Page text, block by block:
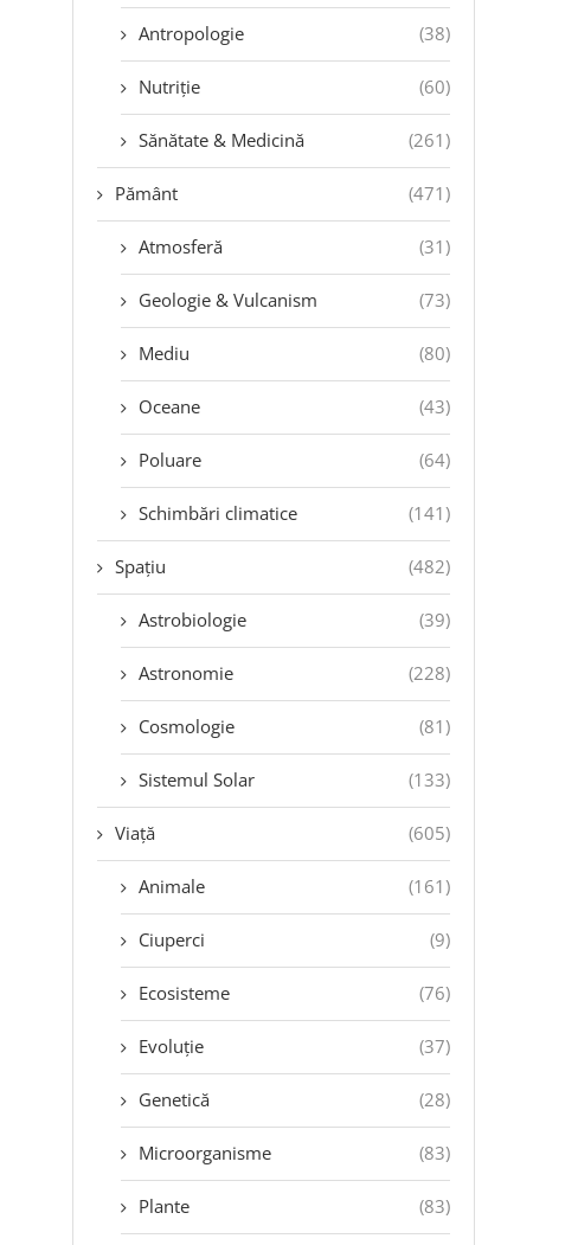
Antropologie (38)
Nutriție (60)
Sănătate & Medicină (261)
Pământ (471)
Atmosferă (31)
Geologie & Vulcanism (73)
Mediu (80)
Oceane (43)
Poluare (64)
Schimbări climatice (141)
Spațiu (482)
Astrobiologie (39)
Astronomie (228)
Cosmologie (81)
Sistemul Solar (133)
Viață (605)
Animale (161)
Ciuperci (9)
Ecosisteme (76)
Evoluție (37)
Genetică (28)
Microorganisme (83)
Plante (83)